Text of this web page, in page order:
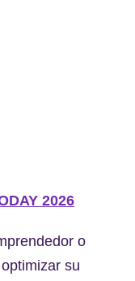
2026
o
su